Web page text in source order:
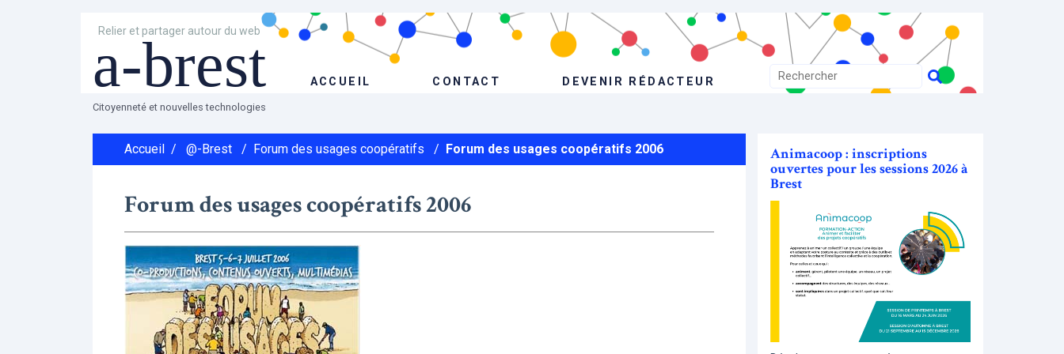
Relier et partager autour du web
a-brest ACCUEIL CONTACT DEVENIR RÉDACTEUR
Citoyenneté et nouvelles technologies
Accueil / @-Brest / Forum des usages coopératifs / Forum des usages coopératifs 2006
Forum des usages coopératifs 2006
Animacoop : inscriptions
ouvertes pour les sessions 2026 à
Brest